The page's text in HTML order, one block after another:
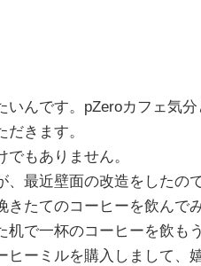
んです。pZeroカフェ気
きます。
もありません。
、最近壁面の改造をしたの
きたてのコーヒーを飲んで
で一杯のコーヒーを飲も
ーミルを購入しまして、